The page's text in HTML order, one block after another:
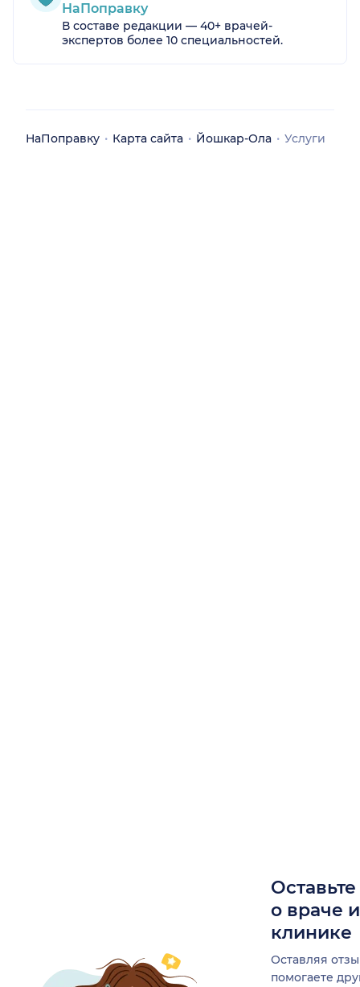
НаПоправку
В составе редакции — 40+ врачей-
экспертов более 10 специальностей.
НаПоправку Карта сайта Йошкар-Ола Услуги
о враче
клинике
Оставляя
помогаете